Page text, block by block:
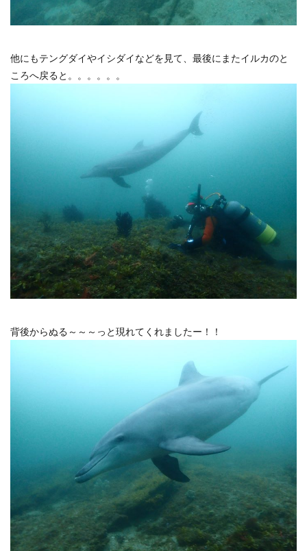
他にもテングダイやイシダイなどを見て、最後にまたイルカのと
ころへ戻ると。。。。。。
背後からぬる～～～っと現れてくれましたー！！